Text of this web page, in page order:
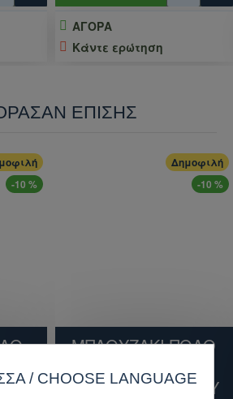
ΑΓΟΡΑ
Κάντε ερώτηση
ΕΠΊΣΗΣ
-10 %
Δημοφιλή
-10 %
ΜΠΛΟΥΖΑΚΙ ΠΟΛΟ
MILTEC QUICK DRY
/ CHOOSE LANGUAGE